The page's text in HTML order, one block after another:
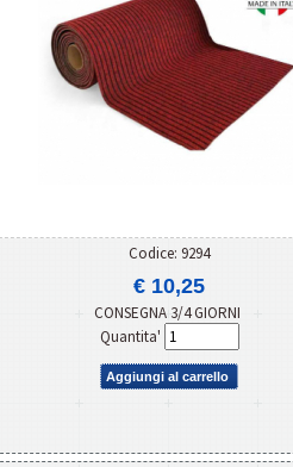
Codice: 9294
€ 10,25
CONSEGNA 3/4 GIORNI
Quantita'
Aggiungi al carrello